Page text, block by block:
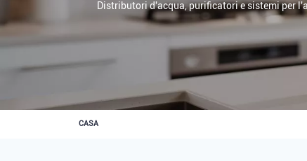
Distributori d'acqua, purificatori e sistemi per
CASA